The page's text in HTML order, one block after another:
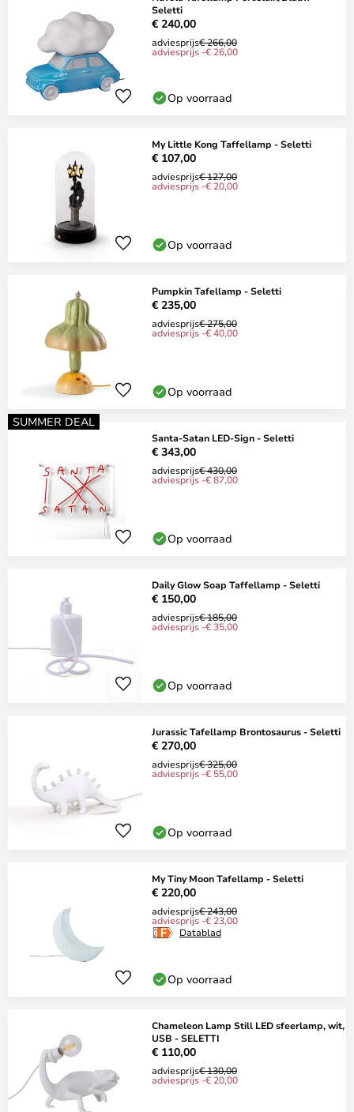
Seletti
€ 240,00
adviesprijs€ 266,00
adviesprijs -€ 26,00
Op voorraad
My Little Kong Taffellamp - Seletti
€ 107,00
adviesprijs€ 127,00
adviesprijs -€ 20,00
Op voorraad
Pumpkin Tafellamp - Seletti
€ 235,00
adviesprijs€ 275,00
adviesprijs -€ 40,00
Op voorraad
SUMMER DEAL
Santa-Satan LED-Sign - Seletti
€ 343,00
adviesprijs€ 430,00
adviesprijs -€ 87,00
Op voorraad
Daily Glow Soap Taffellamp - Seletti
€ 150,00
adviesprijs€ 185,00
adviesprijs -€ 35,00
Op voorraad
Jurassic Tafellamp Brontosaurus - Seletti
€ 270,00
adviesprijs€ 325,00
adviesprijs -€ 55,00
Op voorraad
My Tiny Moon Tafellamp - Seletti
€ 220,00
adviesprijs€ 243,00
adviesprijs -€ 23,00
Datablad
Op voorraad
Chameleon Lamp Still LED sfeerlamp, wit,
USB - SELETTI
€ 110,00
adviesprijs€ 130,00
adviesprijs -€ 20,00